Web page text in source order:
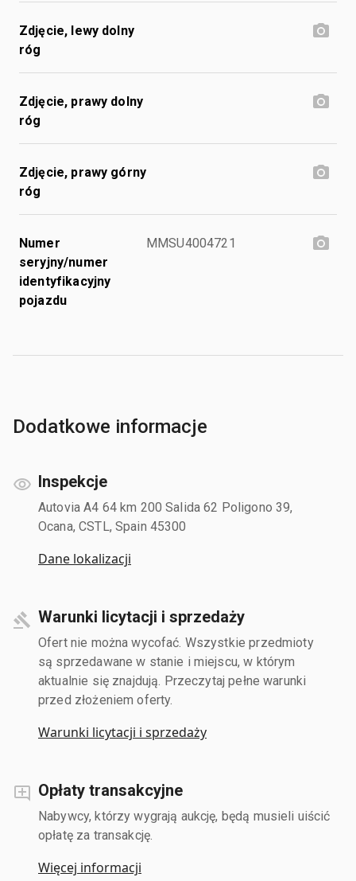
Zdjęcie, lewy dolny
róg
Zdjęcie, prawy dolny
róg
Zdjęcie, prawy górny
róg
Numer
seryjny/numer
identyfikacyjny
pojazdu
MMSU4004721
Dodatkowe informacje
Inspekcje
Autovia A4 64 km 200 Salida 62 Poligono 39,
Ocana, CSTL, Spain 45300
Dane lokalizacji
Warunki licytacji i sprzedaży
Ofert nie można wycofać. Wszystkie przedmioty
są sprzedawane w stanie i miejscu, w którym
aktualnie się znajdują. Przeczytaj pełne warunki
przed złożeniem oferty.
Warunki licytacji i sprzedaży
Opłaty transakcyjne
Nabywcy, którzy wygrają aukcję, będą musieli uiścić
opłatę za transakcję.
Więcej informacji